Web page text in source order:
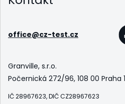
office@cz-test.cz
Granville, s.r.o.
Počernická 272/96, 108 00 Praha
IČ 28967623, DIČ CZ28967623